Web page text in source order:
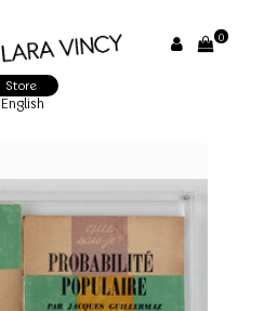
0
Store
English